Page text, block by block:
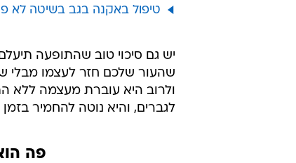
טיפול באקנה בגב בשיטה לא
יש גם סיכוי טוב שהתופעה
שהעור שלכם חזר לעצמו מבלי
ולרוב היא עוברת מעצמה ללא
לגברים, והיא נוטה להחמיר
פה